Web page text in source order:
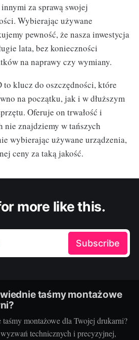
za sprawą swojej
Wybierając używane
pewność, że nasza inwestycja
lata, bez konieczności
na naprawy czy wymiany.
klucz do oszczędności, które
na początku, jak i w dłuższym
Oferuje on trwałość i
nie znajdziemy w tańszych
wybierając używane urządzenia,
ceny za taką jakość.
more like this.
Subscribe
taśmy montażowe
montażowe dla Twojej drukarni?
technicznych i precyzyjnej,